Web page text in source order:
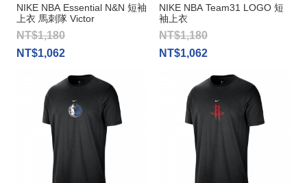
NIKE NBA Essential N&N 短袖
上衣 馬刺隊 Victor
Wembanyama
NT$1,180
NT$1,062
NIKE NBA Team31 LOGO 短
袖上衣
NT$1,180
NT$1,062